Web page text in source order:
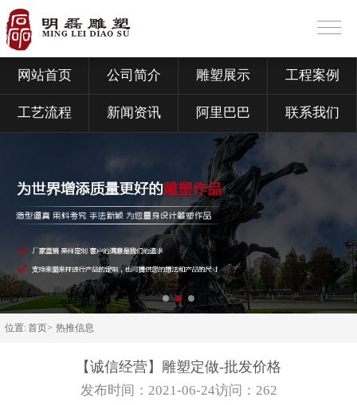
网站首页 公司简介 雕塑展示 工程案例
工艺流程 新闻资讯 阿里巴巴 联系我们
位置:首页> 热推信息
【诚信经营】雕塑定做-批发价格
发布时间：2021-06-24访问：262